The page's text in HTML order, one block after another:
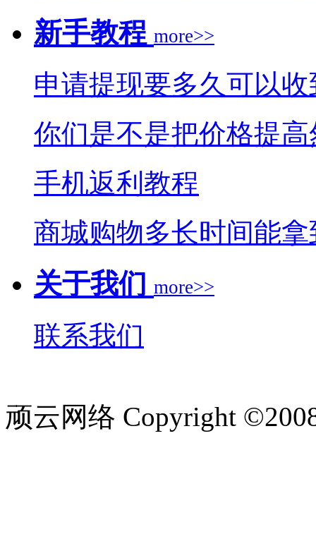
新手教程 more>>
申请提现要多久可以收
你们是不是把价格提
手机返利教程
商城购物多长时间能
关于我们 more>>
联系我们
顽云网络 Copyright